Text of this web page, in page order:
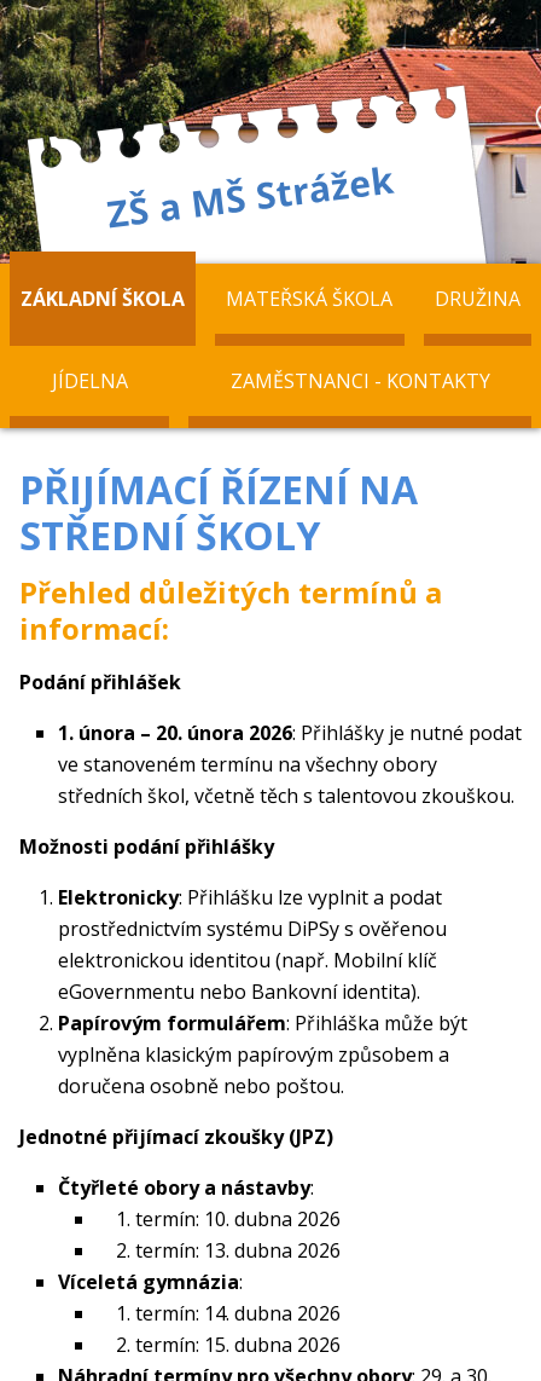
ZÁKLADNÍ ŠKOLA MATEŘSKÁ ŠKOLA DRUŽINA
JÍDELNA ZAMĚSTNANCI - KONTAKTY
PŘIJÍMACÍ ŘÍZENÍ NA
STŘEDNÍ ŠKOLY
Přehled důležitých termínů a
informací:
Podání přihlášek
1. února – 20. února 2026: Přihlášky je nutné podat
ve stanoveném termínu na všechny obory
středních škol, včetně těch s talentovou zkouškou.
Možnosti podání přihlášky
Elektronicky: Přihlášku lze vyplnit a podat
prostřednictvím systému DiPSy s ověřenou
elektronickou identitou (např. Mobilní klíč
eGovernmentu nebo Bankovní identita).
Papírovým formulářem: Přihláška může být
vyplněna klasickým papírovým způsobem a
doručena osobně nebo poštou.
Jednotné přijímací zkoušky (JPZ)
Čtyřleté obory a nástavby:
termín: 10. dubna 2026
termín: 13. dubna 2026
Víceletá gymnázia:
termín: 14. dubna 2026
termín: 15. dubna 2026